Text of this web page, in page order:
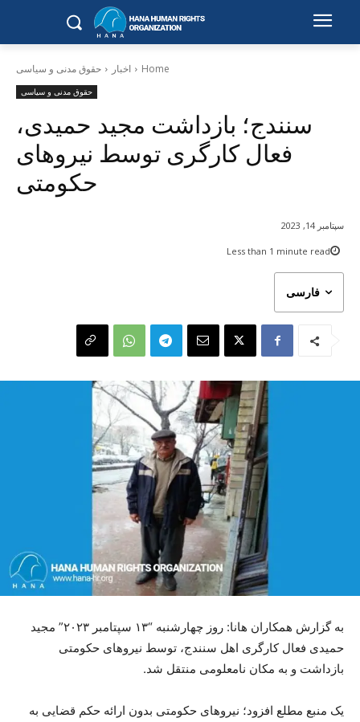
Home اخبار حقوق مدنی و سیاسی
حقوق مدنی و سیاسی
سنندج؛ بازداشت مجید حمیدی،
فعال کارگری توسط نیروهای
حکومتی
سپتامبر 14, 2023
Less than 1 minute read
فارسی
بە گزارش همکاران هانا: روز چهارشنبە “١٣ سپتامبر ٢٠٢٣” مجید
حمیدی فعال کارگری اهل سنندج، توسط نیروهای حکومتی
بازداشت و بە مکان نامعلومی منتقل شد.
یک منبع مطلع افزود؛ نیروهای حکومتی بدون ارائە حکم قضایی بە